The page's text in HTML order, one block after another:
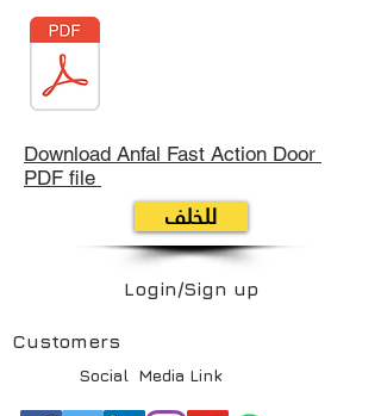
Download Anfal Fast Action Door
PDF file
للخلف
Login/Sign up
Customers
Social Media Link